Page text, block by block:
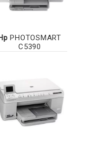
PHOTOSMART
C5390